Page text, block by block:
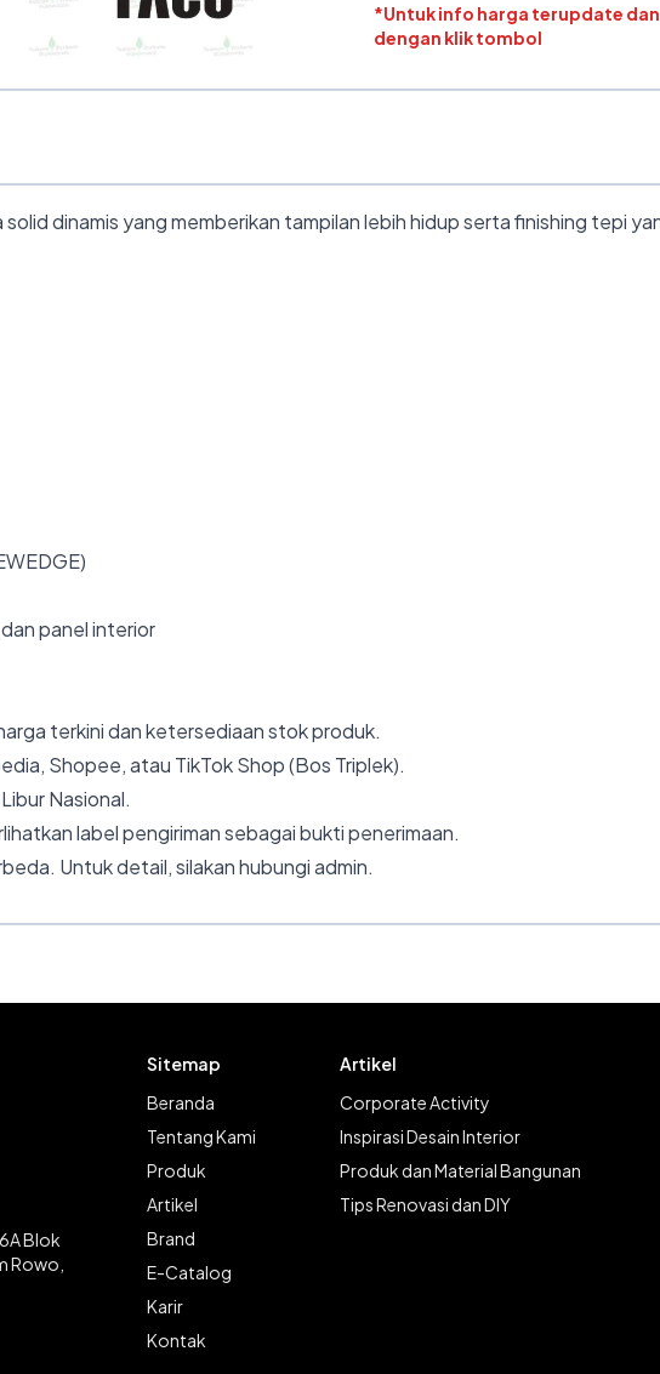
*Untuk info harga terupdate
dengan klik tombol
dinamis yang memberikan tampilan lebih hidup serta finishing tepi
panel interior
terkini dan ketersediaan stok produk.
Shopee, atau TikTok Shop (Bos Triplek).
Nasional.
label pengiriman sebagai bukti penerimaan.
Untuk detail, silakan hubungi admin.
Blok
Rowo,
Sitemap
Beranda
Tentang Kami
Produk
Artikel
Brand
E-Catalog
Karir
Kontak
Artikel
Corporate Activity
Inspirasi Desain Interior
Produk dan Material Bangunan
Tips Renovasi dan DIY